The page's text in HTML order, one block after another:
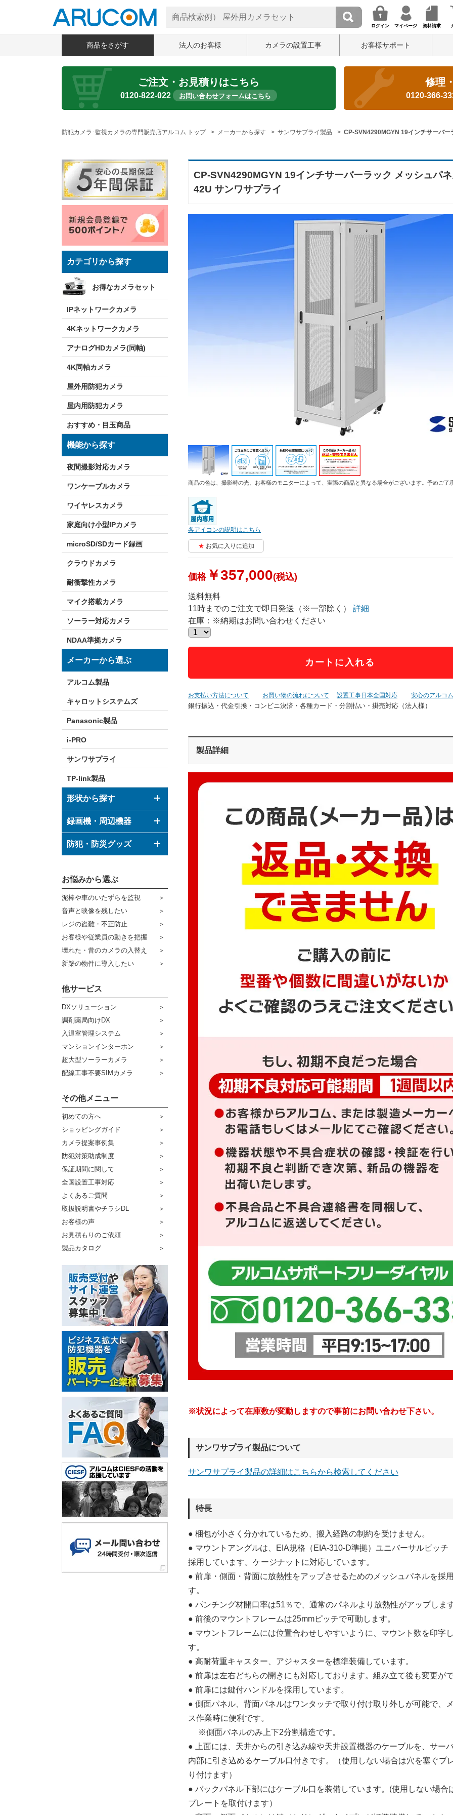
ログイン マイページ 資料請求
商品をさがす 法人のお客様 カメラの設置工事 お客様サポート
ご注文・お見積りはこちら
0120-822-022 お問い合わせフォームはこちら
修理
0120-366-
防犯カメラ･監視カメラの専門販売店アルコム トップ メーカーから探す サンワサプライ製品 CP-SVN4290MGYN 19インチサーバ
カテゴリから探す
お得なカメラセット
IPネットワークカメラ
4Kネットワークカメラ
アナログHDカメラ(同軸)
4K同軸カメラ
屋外用防犯カメラ
屋内用防犯カメラ
おすすめ・目玉商品
機能から探す
夜間撮影対応カメラ
ワンケーブルカメラ
ワイヤレスカメラ
家庭向け小型IPカメラ
microSD/SDカード録画
クラウドカメラ
耐衝撃性カメラ
マイク搭載カメラ
ソーラー対応カメラ
NDAA準拠カメラ
メーカーから選ぶ
アルコム製品
キャロットシステムズ
Panasonic製品
i-PRO
サンワサプライ
TP-link製品
形状から探す
ドーム型カメラ
ボックス型カメラ
その他形状のカメラ
録画機・周辺機器
デジタルレコーダー
ハウジング
ブラケット
ケーブル
コネクター
その他周辺機器
防犯・防災グッズ
防災グッズ
センサーライト・アラーム
防犯ステッカー
宅配ボックス
販売終了商品
お悩みから選ぶ
泥棒や車のいたずらを監視
音声と映像を残したい
レジの盗難・不正防止
お客様や従業員の動きを把握
壊れた・昔のカメラの入替え
新築の物件に導入したい
他サービス
DXソリューション
調剤薬局向けDX
入退室管理システム
マンションインターホン
超大型ソーラーカメラ
配線工事不要SIMカメラ
その他メニュー
初めての方へ
ショッピングガイド
カメラ提案事例集
防犯対策助成制度
保証期間に関して
全国設置工事対応
よくあるご質問
取扱説明書やチラシDL
お客様の声
お見積もりのご依頼
製品カタログ
CP-SVN4290MGYN 19インチサーバーラック メッシュパ
42U サンワサプライ
商品の色は、撮影時の光、お客様のモニターによって、実際の商品と異なる場合がございます。予めご了
各アイコンの説明はこちら
お気に入りに追加
価格￥357,000(税込)
送料無料
11時までのご注文で即日発送（※一部除く） 詳細
在庫：※納期はお問い合わせください
カートに入れる
お支払い方法について お買い物の流れについて 設置工事日本全国対応 安心のアルコ
銀行振込・代金引換・コンビニ決済・ 各種カード・分割払い・掛売対応（法人様）
製品詳細
※状況によって在庫数が変動しますので事前にお問い合わせ下さい。
サンワサプライ製品について
サンワサプライ製品の詳細はこちらから検索してください
特長
● 梱包が小さく分かれているため、搬入経路の制約を受けません。
● マウントアングルは、EIA規格（EIA-310-D準拠）ユニバーサルピッチ
採用しています。ケージナットに対応しています。
● 前扉・側面・背面に放熱性をアップさせるためのメッシュパネルを採
す。
● パンチング材開口率は51％で、通常のパネルより放熱性がアップします
● 前後のマウントフレームは25mmピッチで可動します。
● マウントフレームには位置合わせしやすいように、マウント数を印字
す。
● 高耐荷重キャスター、アジャスターを標準装備しています。
● 前扉は左右どちらの開きにも対応しております。組み立て後も変更がで
● 前扉には鍵付ハンドルを採用しています。
● 側面パネル、背面パネルはワンタッチで取り付け取り外しが可能で、
ス作業時に便利です。
※側面パネルのみ上下2分割構造です。
● 上面には、天井からの引き込み線や天井設置機器のケーブルを、サー
内部に引き込めるケーブル口付きです。（使用しない場合は穴を塞ぐプ
り付けます）
● バックパネル下部にはケーブル口を装備しています。(使用しない場合
プレートを取付けます）